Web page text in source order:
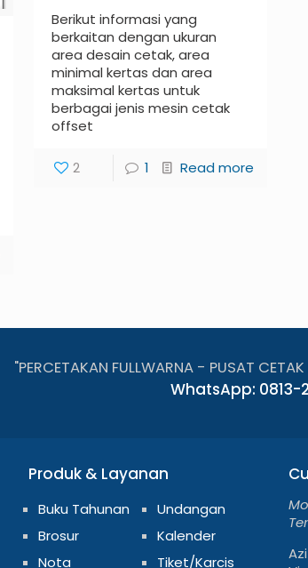
Berikut informasi yang
berkaitan dengan ukuran
area desain cetak, area
minimal kertas dan area
maksimal kertas untuk
berbagai jenis mesin cetak
offset
2 1 Read more
"PERCETAKAN FULLWARNA - PUSAT
WhatsApp: 0813-
Produk & Layanan
Buku Tahunan
Brosur
Nota
Undangan
Kalender
Tiket/Karcis